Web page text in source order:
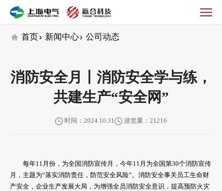
首页 新闻中心 公司动态
消防安全月丨消防安全学与练，
共建生产“安全网”
时间：2024.10.31 游览量：21216
每年11月份，为全国消防宣传月，今年11月为全国第30个消防宣传
月，主题为“落实消防责任，防范安全风险”。消防安全事关员工生命财
产安全，企业生产发展大局，为增强全员消防安全意识，提高预防火灾